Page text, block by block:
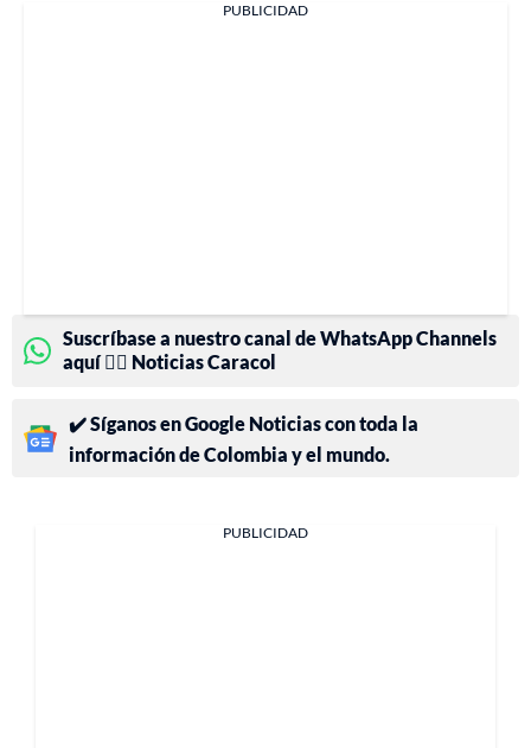
PUBLICIDAD
Suscríbase a nuestro canal de WhatsApp Channels
aquí 👉🏻 Noticias Caracol
✔️ Síganos en Google Noticias con toda la
información de Colombia y el mundo.
PUBLICIDAD